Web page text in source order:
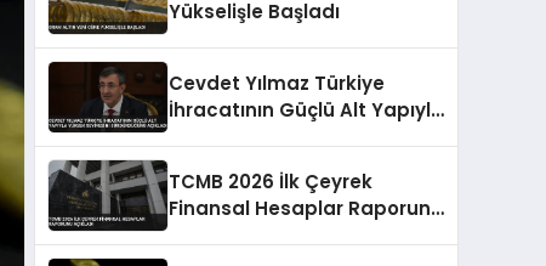
Yükselişle Başladı
Cevdet Yılmaz Türkiye
İhracatının Güçlü Alt Yapıyla
TCMB 2026 İlk Çeyrek
Finansal Hesaplar Raporunu